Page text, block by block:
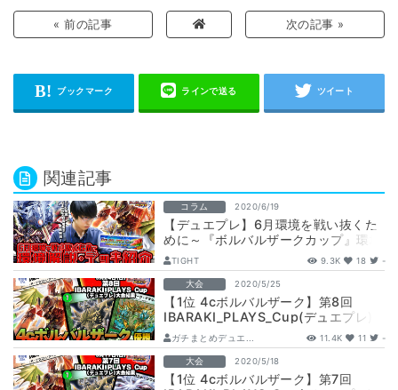
« 前の記事 次の記事 »
関連記事
コラム 2020/6/19
【デュエプレ】6月環境を戦い抜くた
めに～『ボルバルザークカップ』環境
解説・デッキ紹介～
TIGHT 9.3K 18 -
大会 2020/5/25
【1位 4cボルバルザーク】第8回
IBARAKI_PLAYS_Cup(デュエプレ)
ガチまとめデュエ... 11.4K 11 -
大会 2020/5/18
【1位 4cボルバルザーク】第7回